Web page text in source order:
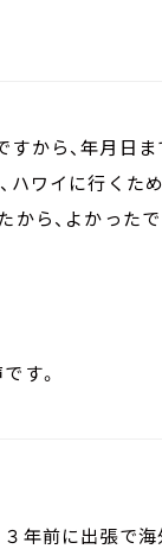
から、年月日
ハワイに行くた
ら、よかったで
す。
年前に出張で